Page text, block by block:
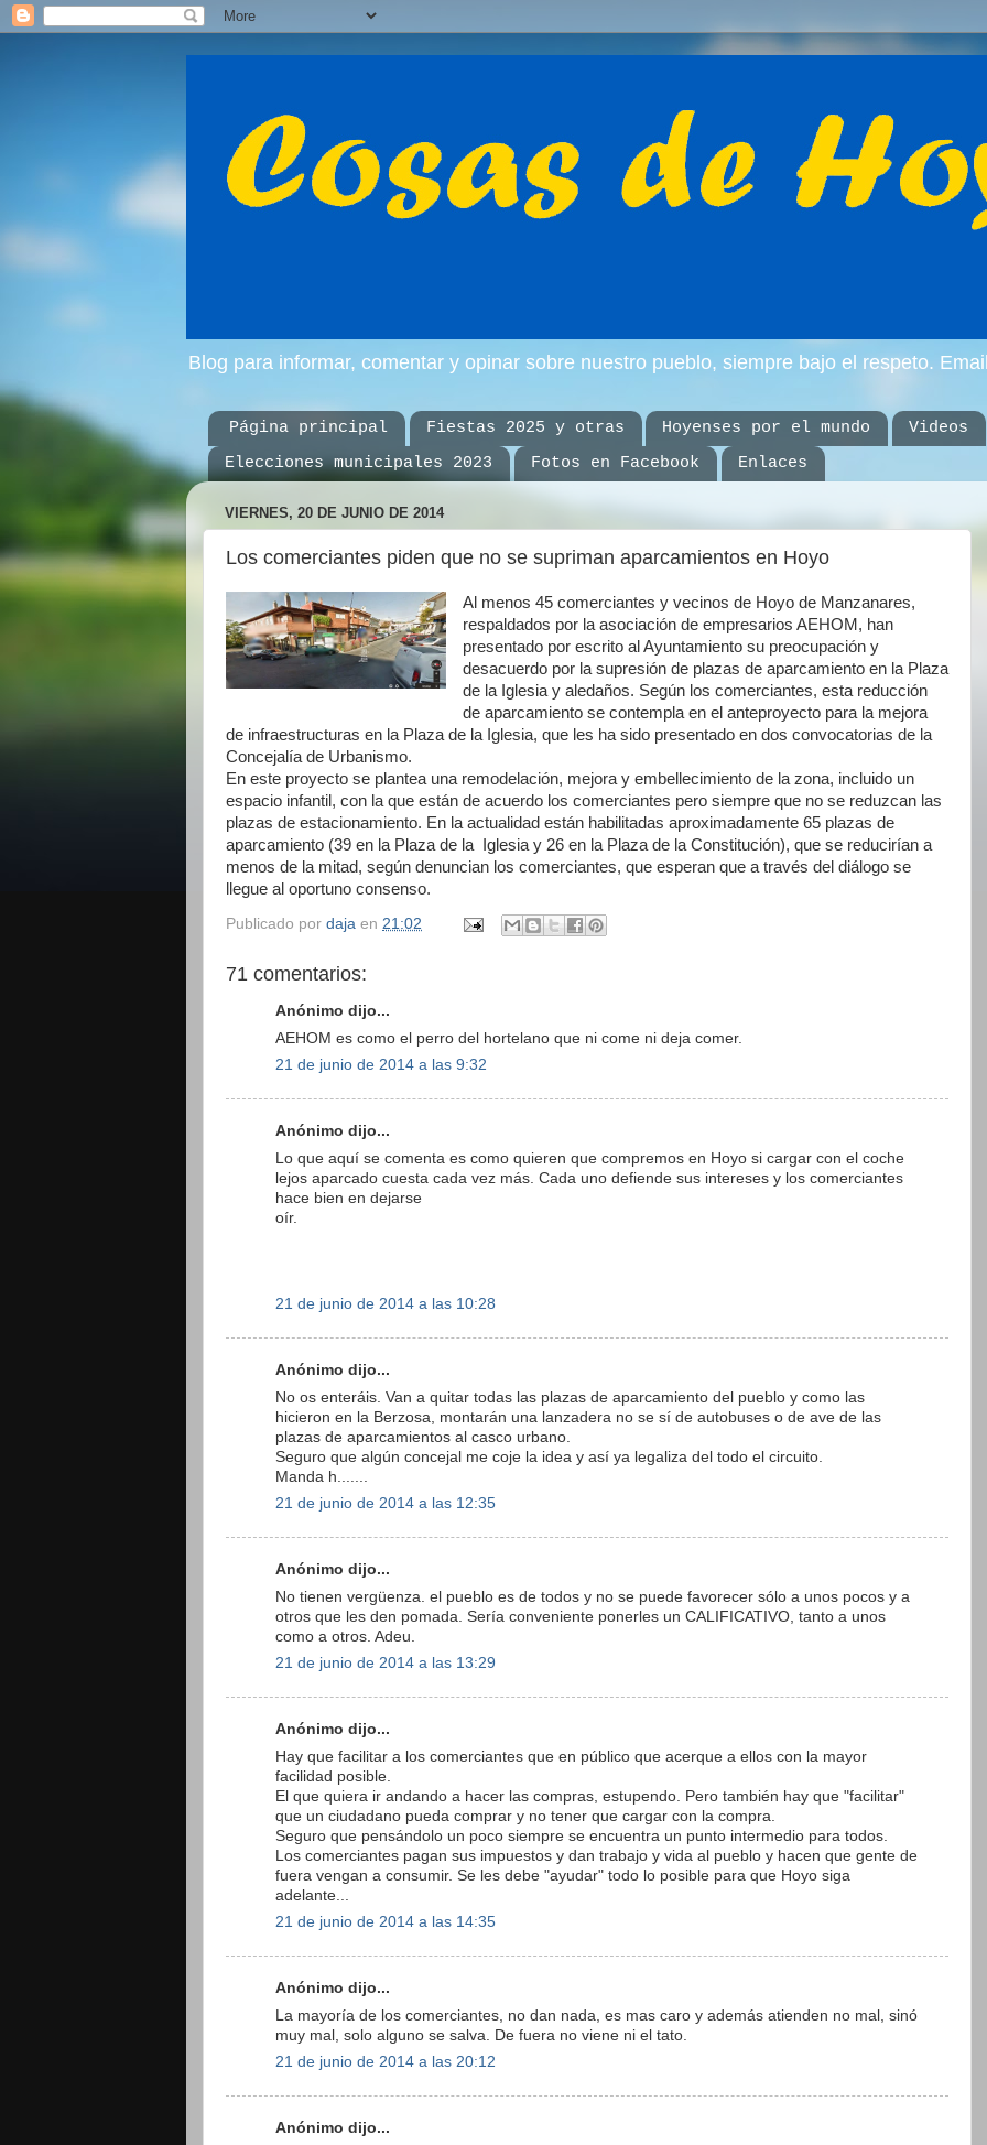
Blog para informar, comentar y opinar sobre nuestro pueblo, siempre bajo el respeto.
Página principal Fiestas 2025 y otras Hoyenses por el mundo
Videos
Elecciones municipales 2023
Fotos en Facebook Enlaces
VIERNES, 20 DE JUNIO DE 2014
Los comerciantes piden que no se supriman aparcamientos en Hoyo
Al menos 45 comerciantes y vecinos de Hoyo de Manzanares,
respaldados por la asociación de empresarios AEHOM, han
presentado por escrito al Ayuntamiento su preocupación y
desacuerdo por la supresión de plazas de aparcamiento en la Plaza
de la Iglesia y aledaños. Según los comerciantes, esta reducción
de aparcamiento se contempla en el anteproyecto para la mejora
de infraestructuras en la Plaza de la Iglesia, que les ha sido presentado en dos convocatorias de la
Concejalía de Urbanismo.
En este proyecto se plantea una remodelación, mejora y embellecimiento de la zona, incluido un
espacio infantil, con la que están de acuerdo los comerciantes pero siempre que no se reduzcan las
plazas de estacionamiento. En la actualidad están habilitadas aproximadamente 65 plazas de
aparcamiento (39 en la Plaza de la Iglesia y 26 en la Plaza de la Constitución), que se reducirían a
menos de la mitad, según denuncian los comerciantes, que esperan que a través del diálogo se
llegue al oportuno consenso.
Publicado por daja en 21:02
71 comentarios:
Anónimo dijo...
AEHOM es como el perro del hortelano que ni come ni deja comer.
21 de junio de 2014 a las 9:32
Anónimo dijo...
Lo que aquí se comenta es como quieren que compremos en Hoyo si cargar con el coche
lejos aparcado cuesta cada vez más. Cada uno defiende sus intereses y los comerciantes
hace bien en dejarse
oír.
21 de junio de 2014 a las 10:28
Anónimo dijo...
No os enteráis. Van a quitar todas las plazas de aparcamiento del pueblo y como las
hicieron en la Berzosa, montarán una lanzadera no se sí de autobuses o de ave de las
plazas de aparcamientos al casco urbano.
Seguro que algún concejal me coje la idea y así ya legaliza del todo el circuito.
Manda h.......
21 de junio de 2014 a las 12:35
Anónimo dijo...
No tienen vergüenza. el pueblo es de todos y no se puede favorecer sólo a unos pocos y a
otros que les den pomada. Sería conveniente ponerles un CALIFICATIVO, tanto a unos
como a otros. Adeu.
21 de junio de 2014 a las 13:29
Anónimo dijo...
Hay que facilitar a los comerciantes que en público que acerque a ellos con la mayor
facilidad posible.
El que quiera ir andando a hacer las compras, estupendo. Pero también hay que "facilitar"
que un ciudadano pueda comprar y no tener que cargar con la compra.
Seguro que pensándolo un poco siempre se encuentra un punto intermedio para todos.
Los comerciantes pagan sus impuestos y dan trabajo y vida al pueblo y hacen que gente de
fuera vengan a consumir. Se les debe "ayudar" todo lo posible para que Hoyo siga
adelante...
21 de junio de 2014 a las 14:35
Anónimo dijo...
La mayoría de los comerciantes, no dan nada, es mas caro y además atienden no mal, sinó
muy mal, solo alguno se salva. De fuera no viene ni el tato.
21 de junio de 2014 a las 20:12
Anónimo dijo...